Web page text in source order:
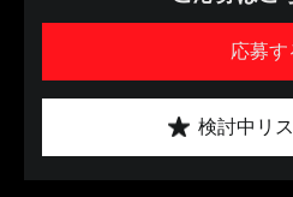
応募す
検討中リ